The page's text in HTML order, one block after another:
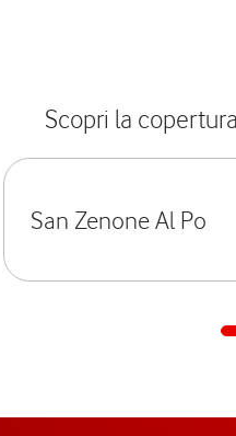
Scopri la
San Zenone Al Po